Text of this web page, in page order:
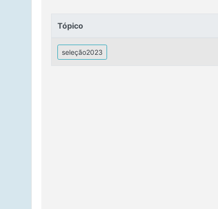
Tópico
Tópico
seleção2023